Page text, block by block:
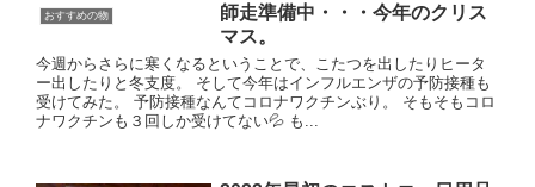
おすすめの物
師走準備中・・・今年のクリス
マス。
今週からさらに寒くなるということで、こたつを出したりヒータ
ー出したりと冬支度。 そして今年はインフルエンザの予防接種も
受けてみた。 予防接種なんてコロナワクチンぶり。 そもそもコロ
ナワクチンも３回しか受けてない💦 も...